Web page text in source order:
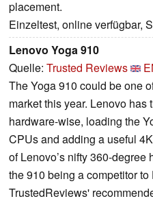
placement.
Einzeltest, online verfügbar,
Lenovo Yoga 910
Quelle: Trusted Reviews
The Yoga 910 could be one
market this year. Lenovo has
hardware-wise, loading the
CPUs and adding a useful
of Lenovo’s nifty 360-
the 910 being a competitor
TrustedReviews'